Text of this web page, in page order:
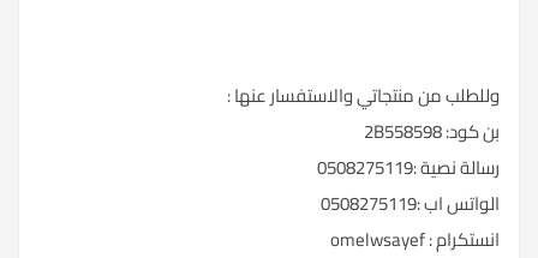
وللطلب من منتجاتي والاستفسار عنها :
بن كود: 2B558598
رسالة نصية :0508275119
الواتس اب :0508275119
انستكرام : omelwsayef